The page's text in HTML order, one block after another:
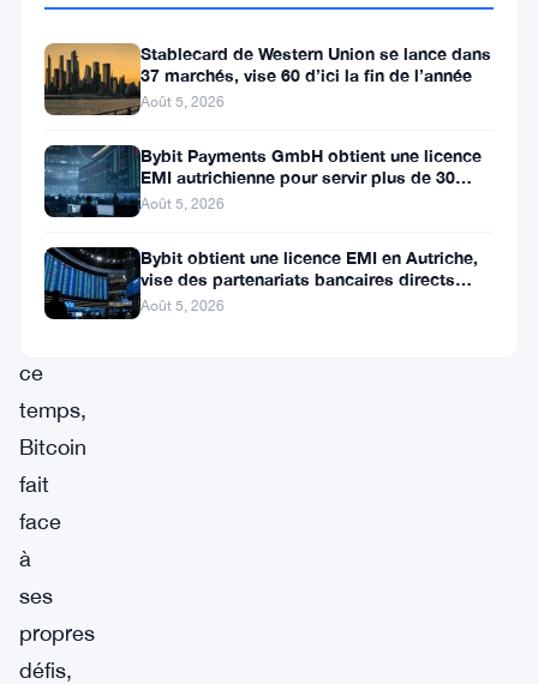
avec
seuil
insaisissable
000
ce
temps,
Bitcoin
fait
face
à
ses
propres
défis,
Stablecard de Western Union se lance dans
37 marchés, vise 60 d’ici la fin de l’année
Août 5, 2026
Bybit Payments GmbH obtient une licence
EMI autrichienne pour servir plus de 30
marchés de l’EEE
Août 5, 2026
Bybit obtient une licence EMI en Autriche,
vise des partenariats bancaires directs
dans l’EEE
Août 5, 2026